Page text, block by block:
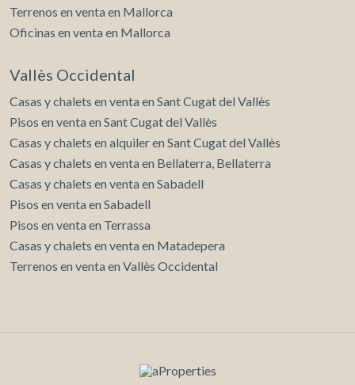
Terrenos en venta en Mallorca
Oficinas en venta en Mallorca
Vallès Occidental
Casas y chalets en venta en Sant Cugat del Vallès
Pisos en venta en Sant Cugat del Vallès
Casas y chalets en alquiler en Sant Cugat del Vallès
Casas y chalets en venta en Bellaterra, Bellaterra
Casas y chalets en venta en Sabadell
Pisos en venta en Sabadell
Pisos en venta en Terrassa
Casas y chalets en venta en Matadepera
Terrenos en venta en Vallès Occidental